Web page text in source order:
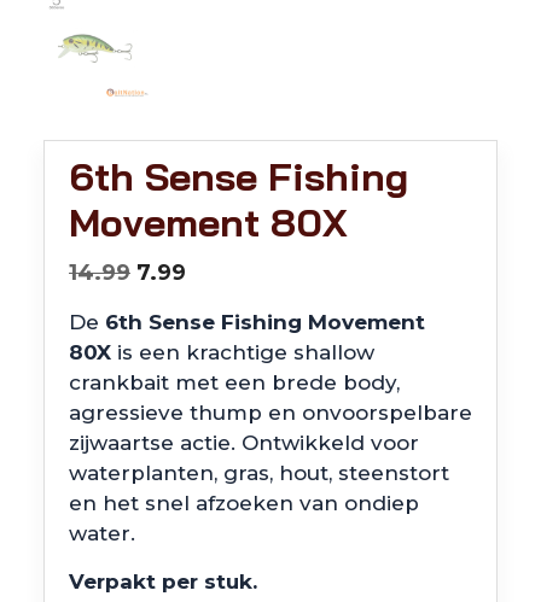
6th Sense Fishing
Movement 80X
14.99 Oorspronkelijke
was:
€14.99.
7.99
is:
De 6th Sense Fishing Movement
80X is een krachtige shallow
crankbait met een brede body,
agressieve thump en onvoorspelbare
zijwaartse actie. Ontwikkeld voor
waterplanten, gras, hout, steenstort
en het snel afzoeken van ondiep
water.
Verpakt per stuk.